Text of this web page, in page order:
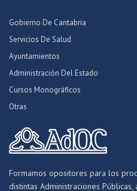
Gobierno De Cantabria
Servicios De Salud
Ayuntamientos
Administración Del Estado
Cursos Monográficos
Otras
Formamos opositores para los
distintas Administraciones